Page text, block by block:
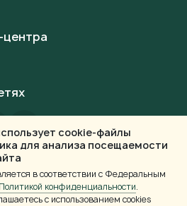
cookie-файлы
для анализа посещаемости
в соответствии с Федеральным
Политикой конфиденциальности.
с использованием cookies